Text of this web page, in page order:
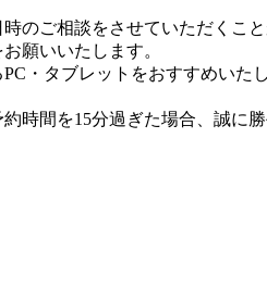
のご相談をさせていただくこと
願いいたします。
・タブレットをおすすめいた
時間を15分過ぎた場合、誠に